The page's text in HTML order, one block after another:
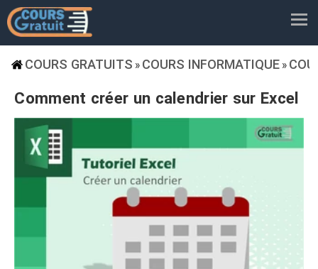
COURS GRATUITS » COURS INFORMATIQUE »
Comment créer un calendrier sur Excel